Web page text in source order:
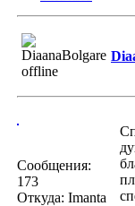
Сообщения:
173
Откуда: Imanta